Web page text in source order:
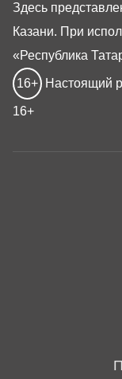
Здесь
Казани. При
«Республика
16+ Настоящий
16+